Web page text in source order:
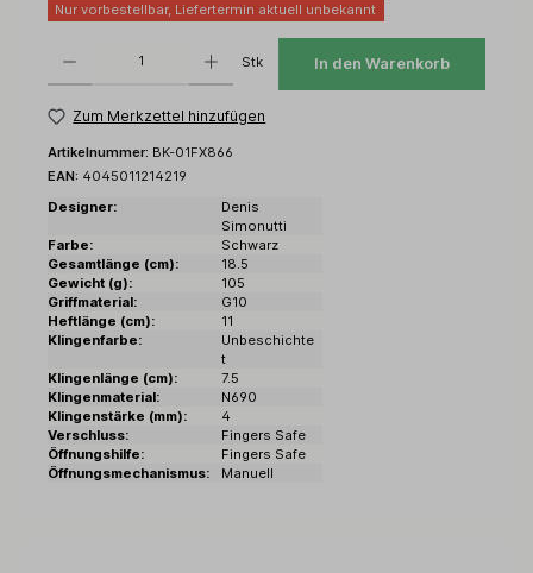
Nur vorbestellbar, Liefertermin aktuell unbekannt
Stk In den Warenkorb
Zum Merkzettel hinzufügen
Artikelnummer: BK-01FX866
EAN: 4045011214219
Designer:
Denis
Simonutti
Farbe:
Schwarz
Gesamtlänge (cm):
18.5
Gewicht (g):
105
Griffmaterial:
G10
Heftlänge (cm):
11
Klingenfarbe:
Unbeschichte
t
Klingenlänge (cm):
7.5
Klingenmaterial:
N690
Klingenstärke (mm):
4
Verschluss:
Fingers Safe
Öffnungshilfe:
Fingers Safe
Öffnungsmechanismus:
Manuell